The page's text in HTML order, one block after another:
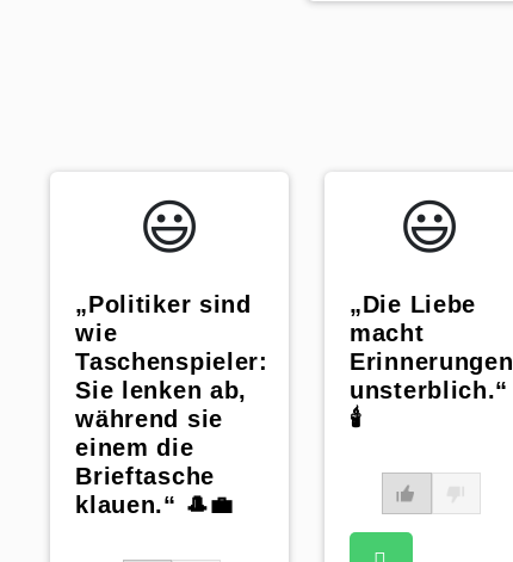
😃️
„Politiker sind
wie
Taschenspieler:
Sie lenken ab,
während sie
einem die
Brieftasche
klauen.“ 🎩💼
😃️
„Die Liebe
macht
Erinnerungen
unsterblich.“
🕯